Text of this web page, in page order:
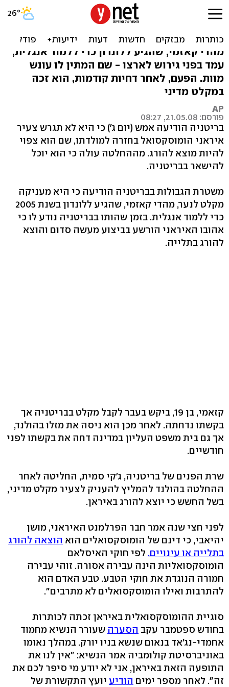
בריטניה התרצתה: מקלט
מדיני להומו מאיראן
מהדי קאזמי, שהגיע ללונדון כדי ללמוד אנגלית,
עמד בפני גירוש לארצו - שם המתין לו עונש
מוות. הפעם, לאחר דחיות קודמות, הוא זכה
במקלט מדיני
AP
פורסם: 21.05.08, 08:27
בריטניה הודיעה אמש (יום ג') כי היא לא תגרש צעיר
איראני הומוסקסואל בחזרה למולדתו, שם הוא צפוי
להיות מוצא להורג. מההחלטה עולה כי הוא יוכל
להישאר בבריטניה.
משטרת הגבולות בבריטניה הודיעה כי היא מעניקה
מקלט לנער, מהדי קאזמי, שהגיע ללונדון בשנת 2005
כדי ללמוד אנגלית. בזמן שהותו בבריטניה נודע לו כי
אהובו האיראני הורשע בביצוע מעשה סדום והוצא
להורג בתלייה.
קזאמי, בן 19, ביקש בעבר לקבל מקלט בבריטניה אך
בקשתו נדחתה. לאחר מכן הוא ניסה את מזלו בהולנד,
אך גם בית משפט העליון במדינה דחה את בקשתו לפני
חודשיים.
שרת הפנים של בריטניה, ג'קי סמית, החליטה לאחר
ההחלטה בהולנד להמליץ להעניק לצעיר מקלט מדיני,
בשל החשש כי יוצא להורג באיראן.
לפני חצי שנה אמר חבר הפרלמנט האיראני, מושן
יהיאבי, כי דינם של הומוסקסואלים הוא הוצאה להורג
בתלייה או עינויים. לפי חוקי האיסלאם
הומוסקסואליות הינה עבירה אסורה. זוהי עבירה
חמורה הנוגדת את חוקי הטבע. טבע האדם הוא
להתרבות ואילו הומוסקסואלים לא מתרבים".
סוגיית ההומוסקסואלית באיראן זכתה לכותרות
בחודש ספטמבר עקב הסערה שעורר הנשיא מחמוד
אחמדי-נג'אד בנאום שנשא בניו יורק. במהלך נאומו
באוניברסיטת קולומביה אמר הנשיא: "אין לנו את
התופעה הזאת באיראן, אני לא יודע מי סיפר לכם את
זה". לאחר מספר ימים הודיע יועץ התקשורת של